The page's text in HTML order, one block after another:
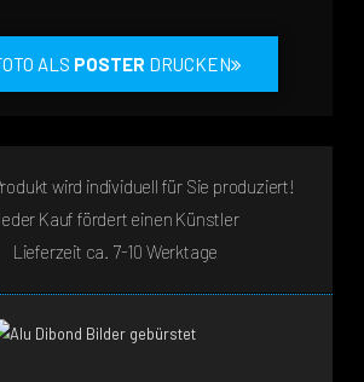
ALS POSTER DRUCKEN
wird individuell für Sie produziert!
Kauf fördert einen Künstler
Lieferzeit ca. 7-10 Werktage